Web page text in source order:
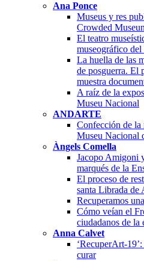
Ana Ponce
Museus y res
Crowded
El teatro
museográfico
La huella de las
de posguerra. El
muestra
A raíz de la
Museu Nacional
ANDARTE
Confección de la
Museu Nacional
Àngels Comella
Jacopo Amigoni
marqués de la
El proceso de
santa Librada de
Recuperamos
Cómo veían el
ciudadanos de la
Anna Calvet
‘RecuperArt-
curar